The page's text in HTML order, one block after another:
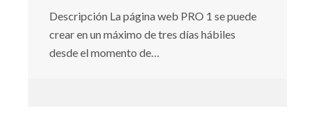
Descripción La página web PRO 1 se puede
crear en un máximo de tres días hábiles
desde el momento de…